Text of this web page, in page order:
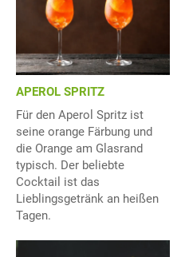
APEROL SPRITZ
Für den Aperol Spritz ist
seine orange Färbung und
die Orange am Glasrand
typisch. Der beliebte
Cocktail ist das
Lieblingsgetränk an heißen
Tagen.